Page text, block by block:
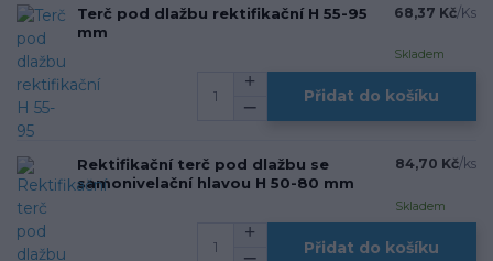
Terč pod dlažbu rektifikační H 55-95
mm
68,37 Kč/Ks
Skladem
Přidat do košíku
Rektifikační terč pod dlažbu se
samonivelační hlavou H 50-80 mm
84,70 Kč/ks
Skladem
Přidat do košíku